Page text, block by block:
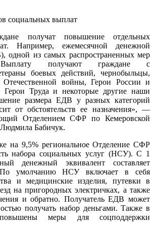
социальных выплат
получат повышение отдельных
Например, ежемесячной денежной
одной из самых распространенных мер
Выплату получают граждане с
боевых действий, чернобыльцы,
Отечественной войны, Герои России и
Герои Труда и некоторые другие наши
размера ЕДВ у разных категорий
от обстоятельств ее назначения», —
Отделением СФР по Кемеровской
Людмила Бабичук.
на 9,5% региональное Отделение СФР
набора социальных услуг (НСУ). С 1
денежный эквивалент составляет
умолчанию НСУ включает в себя
и медицинские изделия, путевки в
на пригородных электричках, а также
и обратно. Получатель ЕДВ может
получать набор деньгами. Также в
меры для соцподдержки